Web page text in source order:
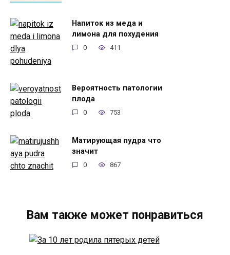
Напиток из меда и
лимона для похудения
0 411
Вероятность патологии
плода
0 753
Матирующая пудра что
значит
0 867
Вам также может понравиться